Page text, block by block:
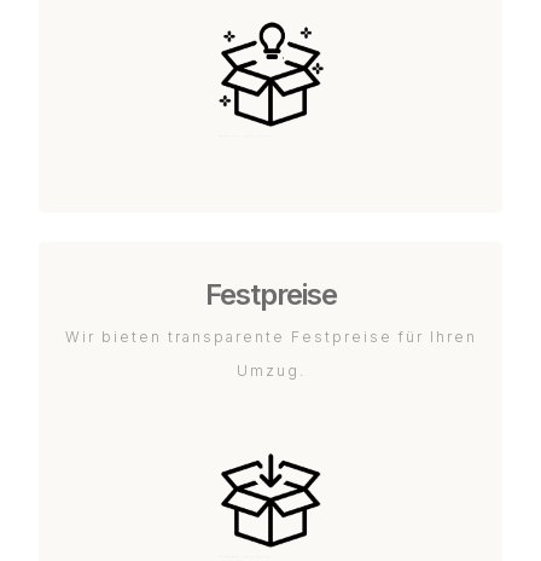
Festpreise
Wir bieten transparente Festpreise für Ihren
Umzug.